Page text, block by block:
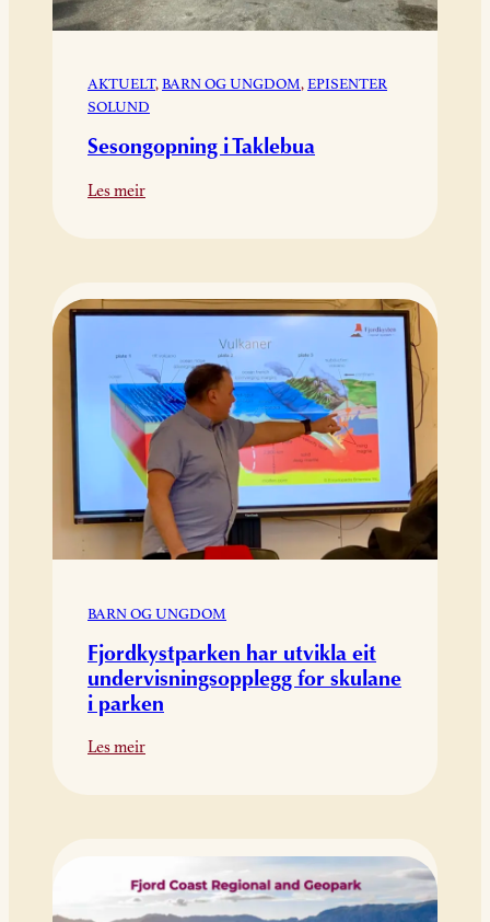
AKTUELT, BARN OG UNGDOM, EPISENTER
SOLUND
Sesongopning i Taklebua
Les meir:
BARN OG UNGDOM
Fjordkystparken har utvikla eit
undervisningsopplegg for skulane
i parken
Les meir:
undervisningsopplegg
for
skulane